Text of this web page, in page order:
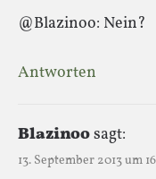
@Blazinoo: Nein?
Antworten
Blazinoosagt:
13. September 2013 um